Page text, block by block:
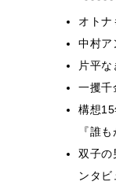
オトナ
中村ア
片平
一攫千
構想
『誰
双子の
ンタ